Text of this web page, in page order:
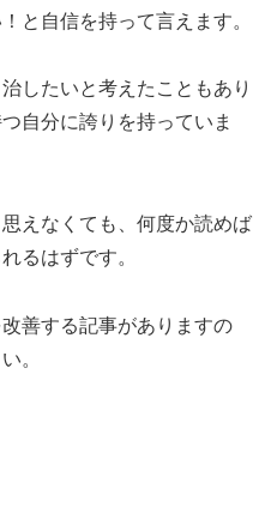
と自信を持って言えます。
したいと考えたこともあり
自分に誇りを持っていま
えなくても、何度か読めば
るはずです。
善する記事がありますの
。